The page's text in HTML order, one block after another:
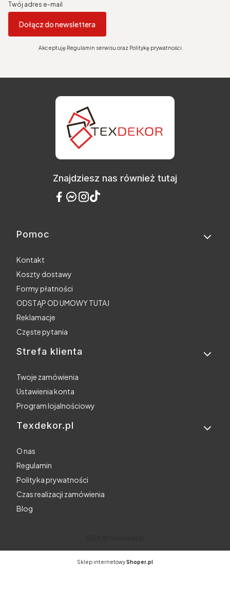
Twój adres e-mail
Dołącz do newslettera
Akceptuję Regulamin serwisu oraz Politykę prywatności.
Znajdziesz nas również tutaj
Linki w stopce
Pomoc
Kontakt
Koszty dostawy
Formy płatności
ODSTĄP OD UMOWY TUTAJ
Reklamacje
Częste pytania
Strefa klienta
Twoje zamówienia
Ustawienia konta
Program lojalnościowy
Texdekor.pl
O nas
Regulamin
Polityka prywatności
Czas realizacji zamówienia
Blog
Sklep internetowyShoper.pl